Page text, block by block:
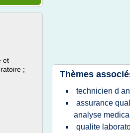
et
;
Thèmes
technicien d
assurance
analyse
qualite